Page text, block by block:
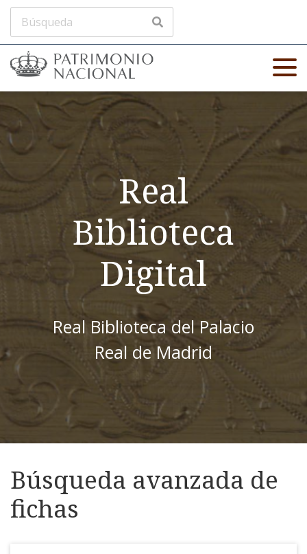
Real
Biblioteca
Digital
Real Biblioteca del Palacio
Real de Madrid
Búsqueda avanzada de
fichas